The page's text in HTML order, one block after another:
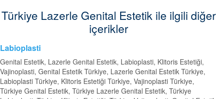
Türkiye Lazerle Genital Estetik ile ilgili diğer
içerikler
Labioplasti
Genital Estetik, Lazerle Genital Estetik, Labioplasti, Klitoris Estetiği,
Vajinoplasti, Genital Estetik Türkiye, Lazerle Genital Estetik Türkiye,
Labioplasti Türkiye, Klitoris Estetiği Türkiye, Vajinoplasti Türkiye,
Türkiye Genital Estetik, Türkiye Lazerle Genital Estetik, Türkiye